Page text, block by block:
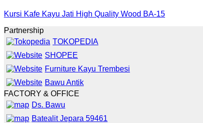
Kursi Kafe Kayu Jati High Quality Wood BA-15
Partnership
TOKOPEDIA
SHOPEE
Furniture Kayu Trembesi
Bawu Antik
FACTORY & OFFICE
Ds. Bawu
Batealit Jepara 59461